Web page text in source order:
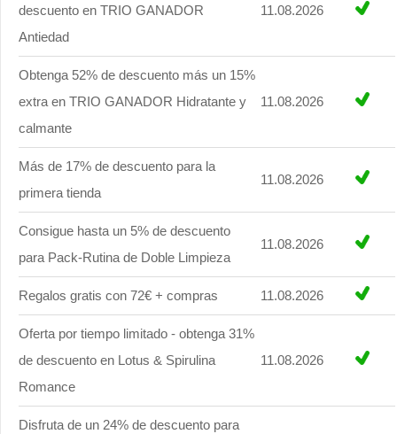
descuento en TRIO GANADOR
Antiedad
11.08.2026
Obtenga 52% de descuento más un 15%
extra en TRIO GANADOR Hidratante y
calmante
11.08.2026
Más de 17% de descuento para la
primera tienda
11.08.2026
Consigue hasta un 5% de descuento
para Pack-Rutina de Doble Limpieza
11.08.2026
Regalos gratis con 72€ + compras 11.08.2026
Oferta por tiempo limitado - obtenga 31%
de descuento en Lotus & Spirulina
Romance
11.08.2026
Disfruta de un 24% de descuento para